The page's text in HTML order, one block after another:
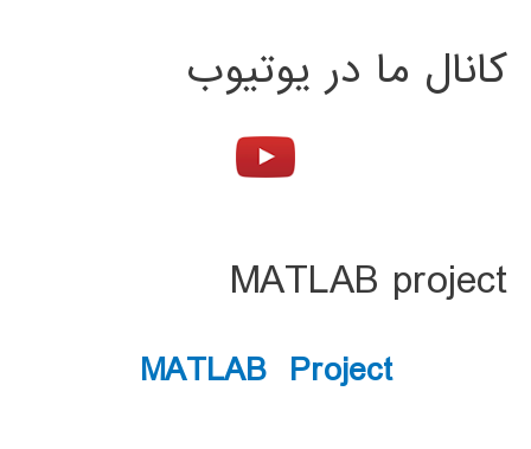
کانال ما در یوتیوب
MATLAB project
MATLAB Project